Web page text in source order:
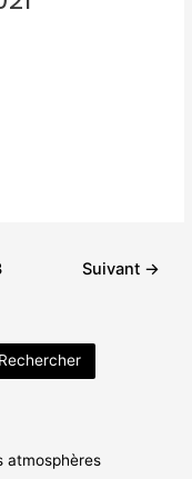
Suivant →
Rechercher
atmosphères